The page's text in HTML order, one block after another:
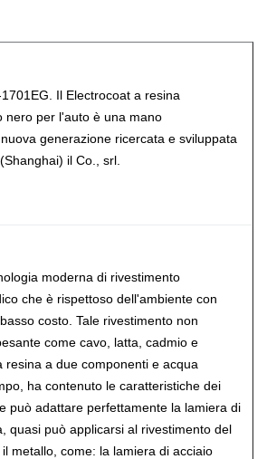
Il Electrocoat a resina
nero per l'auto è una mano
generazione ricercata e sviluppata
il Co., srl.
moderna di rivestimento
che è rispettoso dell'ambiente con
costo. Tale rivestimento non
come cavo, latta, cadmio e
resina a due componenti e acqua
ha contenuto le caratteristiche dei
può adattare perfettamente la lamiera di
quasi può applicarsi al rivestimento del
metallo, come: la lamiera di acciaio